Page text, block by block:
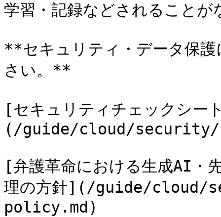
学習・記録などされること
**セキュリティ・データ保
さい。**
[セキュリティチェックシー
(/guide/cloud/security/
[弁護革命における生成AI・
理の方針](/guide/
policy.md)